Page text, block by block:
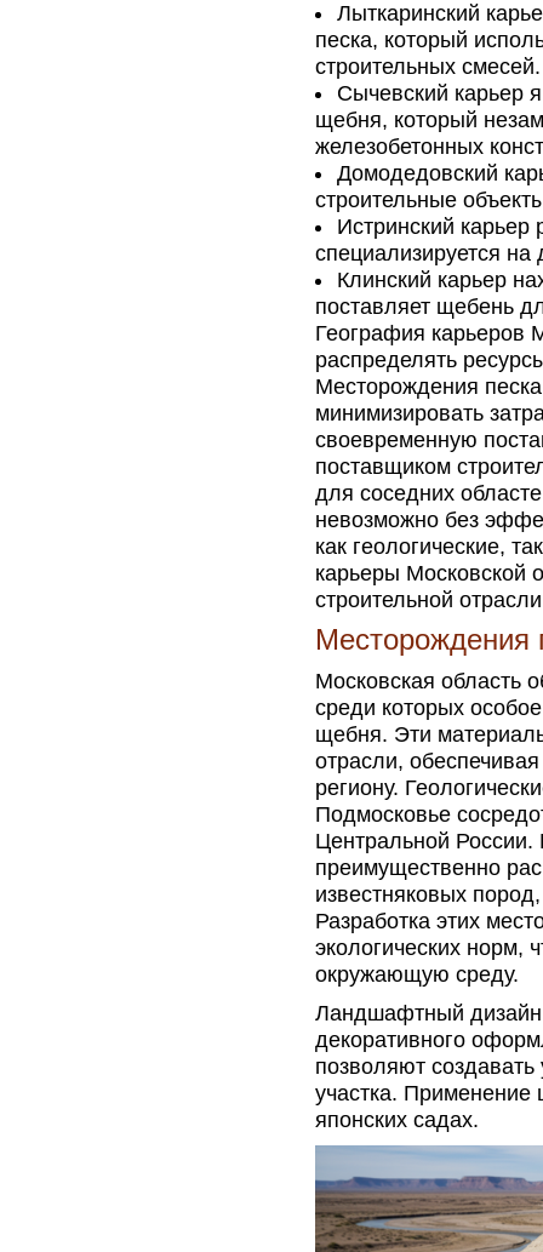
Лыткаринский
песка, который
строительных смесей.
Сычевский карьер
щебня, который
железобетонных
Домодедовский
строительные
Истринский карьер
специализируется
Клинский карьер
поставляет щебень
География карьеров
распределять
Месторождения
минимизировать
своевременную
поставщиком
для соседних
невозможно без
как геологические,
карьеры Московской
строительной
Месторождения
Московская область
среди которых
щебня. Эти
отрасли,
региону.
Подмосковье
Центральной
преимущественно
известняковых
Разработка этих
экологических норм,
окружающую среду.
Ландшафтный дизайн
декоративного
позволяют
участка.
японских садах.